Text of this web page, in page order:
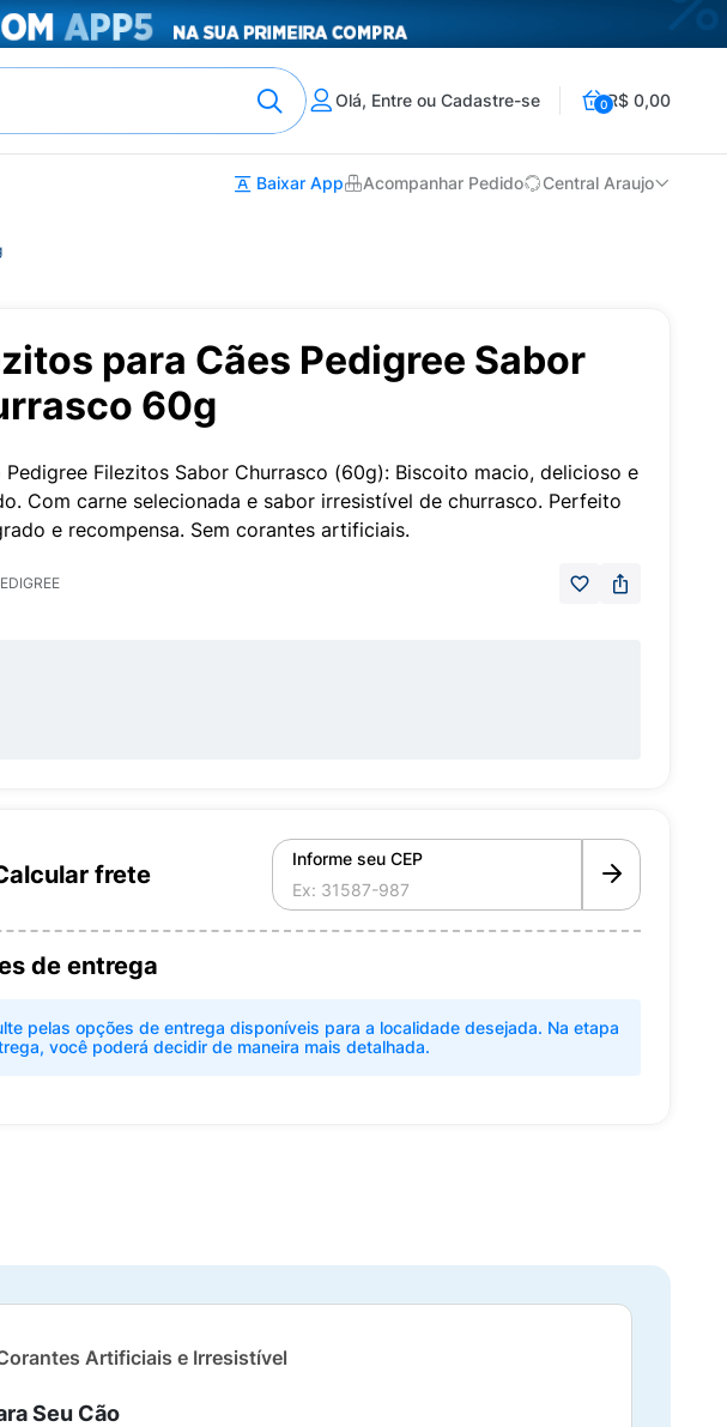
Olá, Entre ou Cadastre-se 0R$ 0,00
Baixar App Acompanhar Pedido Central Araujo
para Cães Pedigree Sabor
60g
Pedigree Filezitos Sabor Churrasco (60g): Biscoito macio, delicioso e
Com carne selecionada e sabor irresistível de churrasco. Perfeito
e recompensa. Sem corantes artificiais.
frete
Informe seu CEP
de entrega
pelas opções de entrega disponíveis para a localidade desejada. Na etapa
você poderá decidir de maneira mais detalhada.
Artificiais e Irresistível
Seu Cão